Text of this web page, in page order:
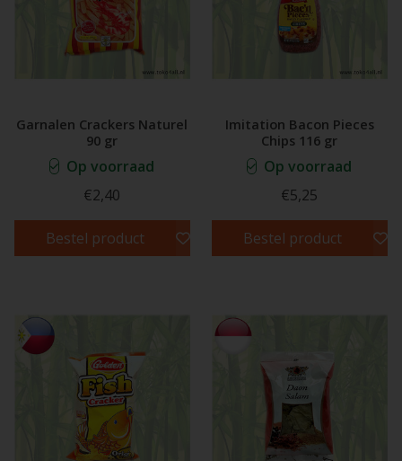
Garnalen Crackers Naturel
90 gr
Op voorraad
€2,40
Bestel product
Imitation Bacon Pieces
Chips 116 gr
Op voorraad
€5,25
Bestel product